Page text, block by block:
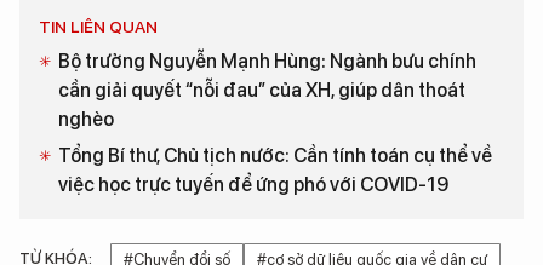
TIN LIÊN QUAN
Bộ trưởng Nguyễn Mạnh Hùng: Ngành bưu chính
cần giải quyết “nỗi đau” của XH, giúp dân thoát
nghèo
Tổng Bí thư, Chủ tịch nước: Cần tính toán cụ thể về
việc học trực tuyến để ứng phó với COVID-19
TỪ KHÓA: #Chuyển đổi số #cơ sở dữ liệu quốc gia về dân cư